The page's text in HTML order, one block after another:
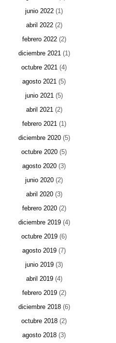
junio 2022 (1)
abril 2022(2)
febrero 2022(2)
diciembre 2021(1)
octubre 2021 (4)
agosto 2021 (5)
junio 2021 (5)
abril 2021(2)
febrero 2021(1)
diciembre 2020(5)
octubre 2020 (5)
agosto 2020 (3)
junio 2020 (2)
abril 2020(3)
febrero 2020(2)
diciembre 2019(4)
octubre 2019 (6)
agosto 2019 (7)
junio 2019 (3)
abril 2019(4)
febrero 2019(2)
diciembre 2018(6)
octubre 2018 (2)
agosto 2018 (3)